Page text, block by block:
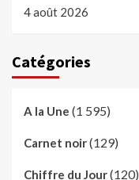
4 août 2026
Catégories
A la Une (1 595)
Carnet noir(129)
Chiffre du Jour(120)